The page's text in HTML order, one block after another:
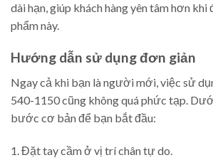
dài hạn, giúp khách hàng yên tâm hơn khi
phẩm này.
Hướng dẫn sử dụng đơn giản
Ngay cả khi bạn là người mới, việc sử
540-1150 cũng không quá phức tạp.
bước cơ bản để bạn bắt đầu:
1. Đặt tay cầm ở vị trí chân tự do.